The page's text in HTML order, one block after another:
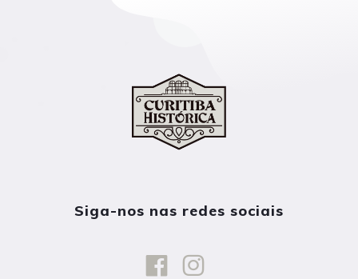
Siga-nos nas redes sociais